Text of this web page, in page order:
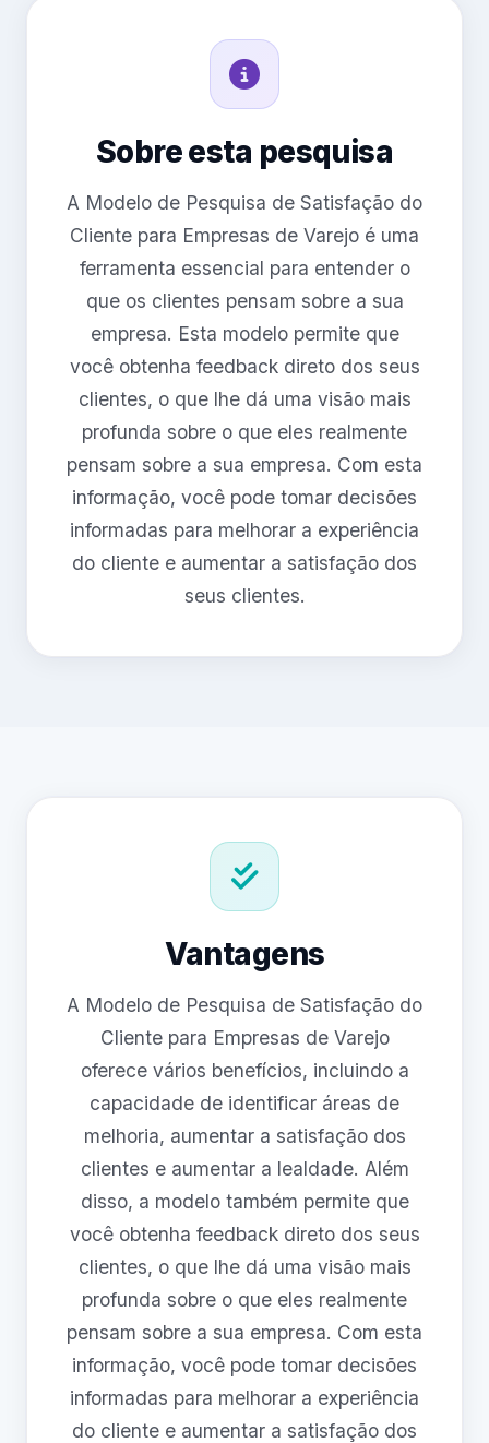
Sobre esta pesquisa
A Modelo de Pesquisa de Satisfação do
Cliente para Empresas de Varejo é uma
ferramenta essencial para entender o
que os clientes pensam sobre a sua
empresa. Esta modelo permite que
você obtenha feedback direto dos seus
clientes, o que lhe dá uma visão mais
profunda sobre o que eles realmente
pensam sobre a sua empresa. Com esta
informação, você pode tomar decisões
informadas para melhorar a experiência
do cliente e aumentar a satisfação dos
seus clientes.
Vantagens
A Modelo de Pesquisa de Satisfação do
Cliente para Empresas de Varejo
oferece vários benefícios, incluindo a
capacidade de identificar áreas de
melhoria, aumentar a satisfação dos
clientes e aumentar a lealdade. Além
disso, a modelo também permite que
você obtenha feedback direto dos seus
clientes, o que lhe dá uma visão mais
profunda sobre o que eles realmente
pensam sobre a sua empresa. Com esta
informação, você pode tomar decisões
informadas para melhorar a experiência
do cliente e aumentar a satisfação dos